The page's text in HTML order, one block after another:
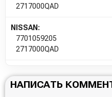
2717000QAD
NISSAN:
7701059205
2717000QAD
НАПИСАТЬ